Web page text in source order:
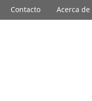
Contacto Acerca de